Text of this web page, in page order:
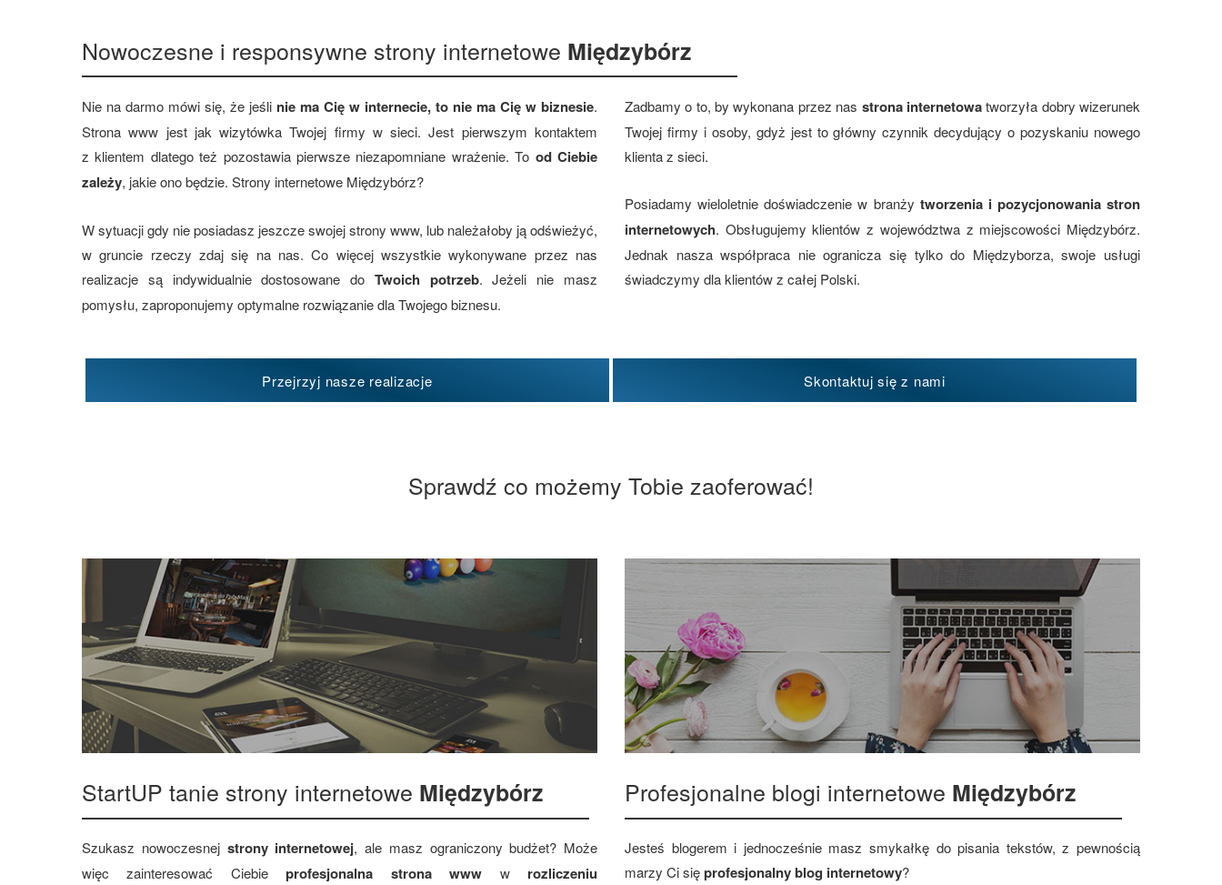
Nowoczesne i responsywne strony internetowe Międzybórz
Nie na darmo mówi się, że jeśli nie ma Cię w internecie, to nie ma Cię w biznesie.
Strona www jest jak wizytówka Twojej firmy w sieci. Jest pierwszym kontaktem
z klientem dlatego też pozostawia pierwsze niezapomniane wrażenie. To od Ciebie
zależy, jakie ono będzie. Strony internetowe Międzybórz?
W sytuacji gdy nie posiadasz jeszcze swojej strony www, lub należałoby ją odświeżyć,
w gruncie rzeczy zdaj się na nas. Co więcej wszystkie wykonywane przez nas
realizacje są indywidualnie dostosowane do Twoich potrzeb. Jeżeli nie masz
pomysłu, zaproponujemy optymalne rozwiązanie dla Twojego biznesu.
Zadbamy o to, by wykonana przez nas strona internetowatworzyła dobry wizerunek
Twojej firmy i osoby, gdyż jest to główny czynnik decydujący o pozyskaniu nowego
klienta z sieci.
Posiadamy wieloletnie doświadczenie w branży tworzenia i pozycjonowania stron
internetowych. Obsługujemy klientów z województwa z miejscowości Międzybórz.
Jednak nasza współpraca nie ogranicza się tylko do Międzyborza, swoje usługi
świadczymy dla klientów z całej Polski.
Przejrzyj nasze realizacje Skontaktuj się z nami
Sprawdź co możemy Tobie zaoferować!
StartUP tanie strony internetowe Międzybórz
Szukasz nowoczesnej strony internetowej, ale masz ograniczony budżet? Może
więc zainteresować Ciebieprofesjonalna strona www w rozliczeniu
Profesjonalne blogi internetowe Międzybórz
Jesteś blogerem i jednocześnie masz smykałkę do pisania tekstów, z pewnością
marzy Ci sięprofesjonalny blog internetowy?